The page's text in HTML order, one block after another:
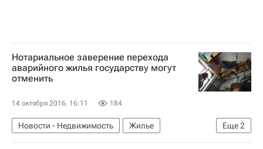
Нотариальное заверение перехода
аварийного жилья государству могут
отменить
14 октября 2016, 16:11 184
Еще2
Новости - Недвижимость
Жилье
Аварийные дома
Россия